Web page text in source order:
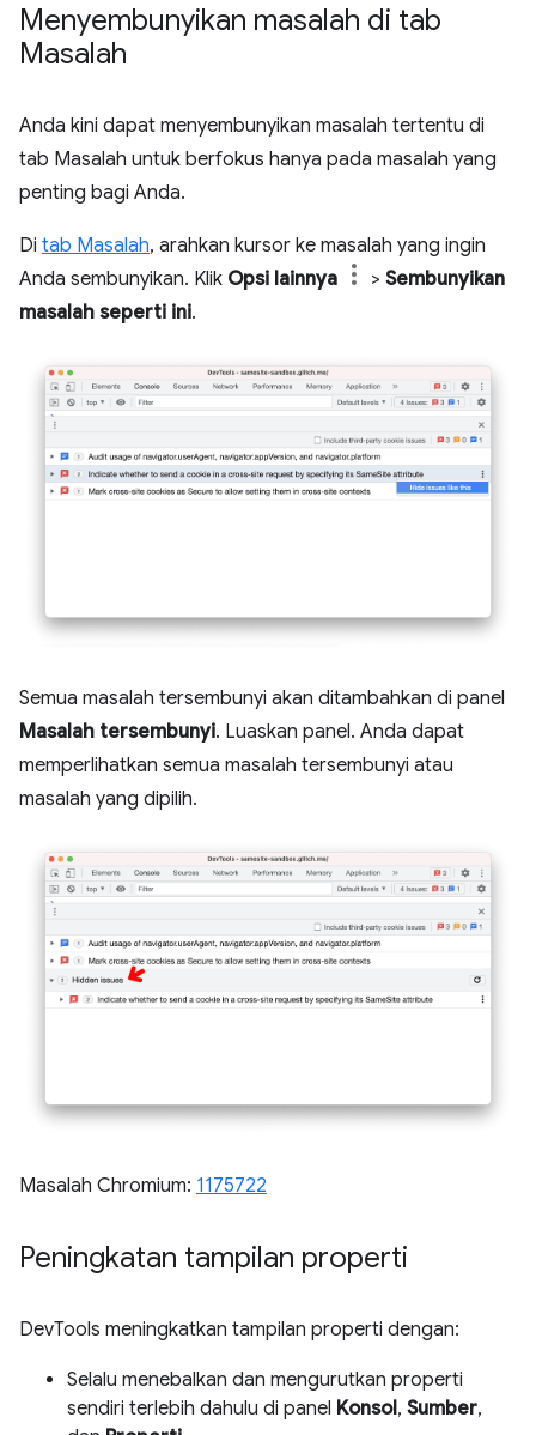
Menyembunyikan masalah di tab
Masalah
Anda kini dapat menyembunyikan masalah tertentu di
tab Masalah untuk berfokus hanya pada masalah yang
penting bagi Anda.
Di tab Masalah, arahkan kursor ke masalah yang ingin
Anda sembunyikan. Klik Opsi lainnya > Sembunyikan
masalah seperti ini.
Semua masalah tersembunyi akan ditambahkan di panel
Masalah tersembunyi. Luaskan panel. Anda dapat
memperlihatkan semua masalah tersembunyi atau
masalah yang dipilih.
Masalah Chromium: 1175722
Peningkatan tampilan properti
DevTools meningkatkan tampilan properti dengan:
Selalu menebalkan dan mengurutkan properti
sendiri terlebih dahulu di panel Konsol, Sumber,